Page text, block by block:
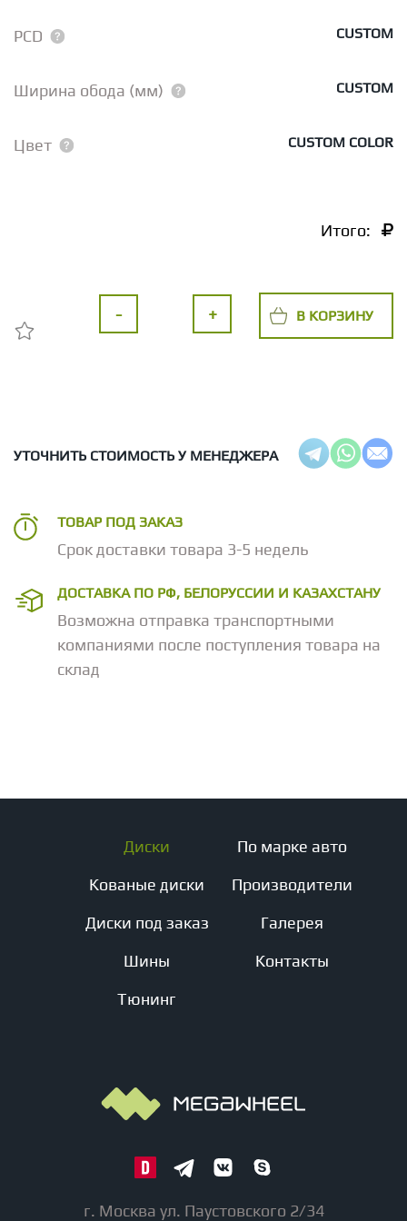
PCD CUSTOM
Ширина обода (мм) CUSTOM
Цвет CUSTOM COLOR
Итого:
- + В КОРЗИНУ
УТОЧНИТЬ СТОИМОСТЬ У МЕНЕДЖЕРА
ТОВАР ПОД ЗАКАЗ
Срок доставки товара 3-5 недель
ДОСТАВКА ПО РФ, БЕЛОРУССИИ И КАЗАХСТАНУ
Возможна отправка транспортными
компаниями после поступления товара на
склад
Диски
Кованые диски
Диски под заказ
Шины
Тюнинг
По марке авто
Производители
Галерея
Контакты
г. Москва ул. Паустовского 2/34